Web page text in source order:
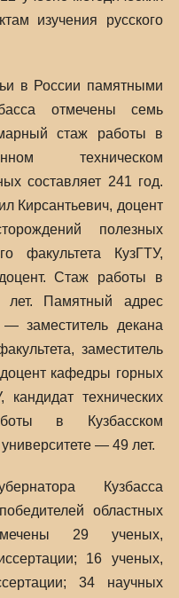
изучения русского
в России памятными
отмечены семь
стаж работы в
техническом
составляет 241 год.
Кирсантьевич, доцент
полезных
факультета КузГТУ,
Стаж работы в
лет. Памятный адрес
заместитель декана
заместитель
доцент кафедры горных
технических
в Кузбасском
— 49 лет.
Кузбасса
областных
29 ученых,
16 ученых,
34 научных